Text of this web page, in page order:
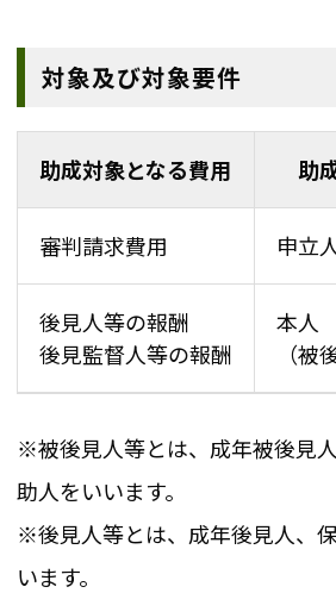
対象及び対象要件
助成対象となる費用 助
審判請求費用 申立人
後見人等の報酬
後見監督人等の報酬
本人
（被
※被後見人等とは、成年被後見
助人をいいます。
※後見人等とは、成年後見人、
います。